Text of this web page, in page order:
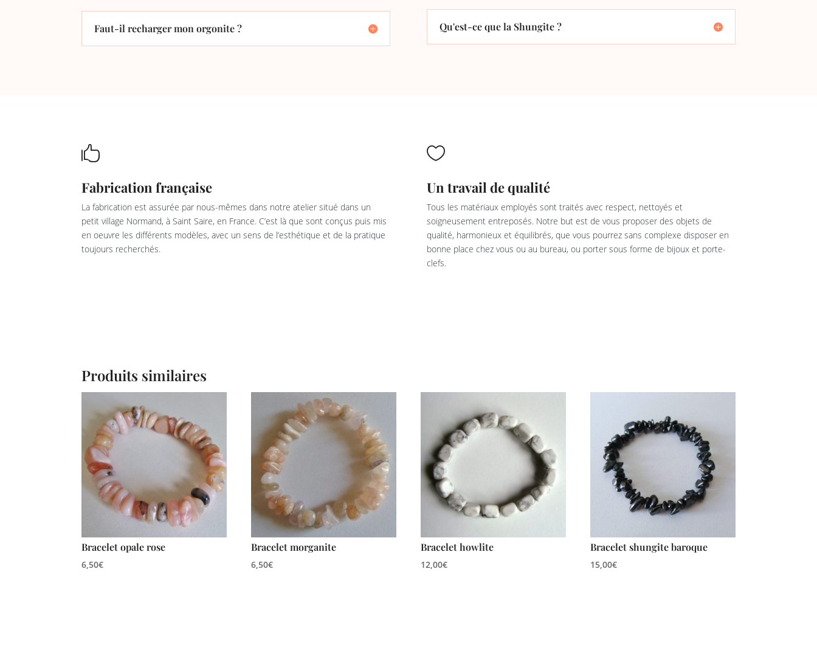
Faut-il recharger mon orgonite ? Qu'est-ce que la Shungite ?

Fabrication française
La fabrication est assurée par nous-mêmes dans notre atelier situé dans un
petit village Normand, à Saint Saire, en France. C’est là que sont conçus puis mis
en oeuvre les différents modèles, avec un sens de l’esthétique et de la pratique
toujours recherchés.

Un travail de qualité
Tous les matériaux employés sont traités avec respect, nettoyés et
soigneusement entreposés. Notre but est de vous proposer des objets de
qualité, harmonieux et équilibrés, que vous pourrez sans complexe disposer en
bonne place chez vous ou au bureau, ou porter sous forme de bijoux et porte-
clefs.
Produits similaires
Bracelet opale rose
6,50€
Bracelet morganite
6,50€
Bracelet howlite
12,00€
Bracelet shungite baroque
15,00€